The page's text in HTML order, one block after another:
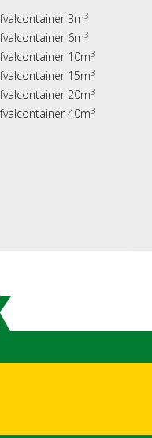
3m3
6m3
10m3
15m3
20m3
40m3